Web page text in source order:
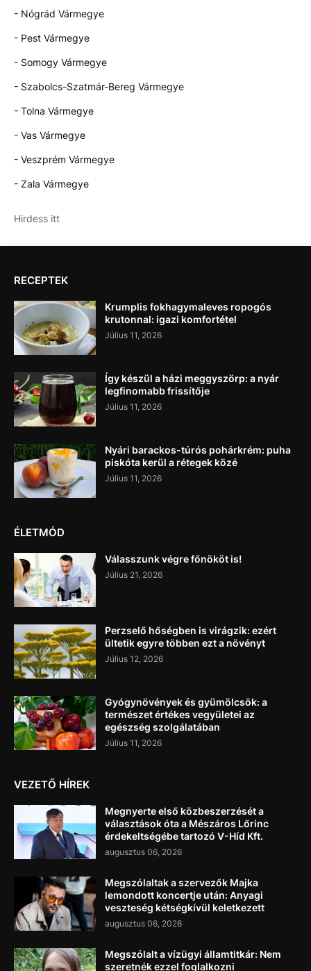
- Nógrád Vármegye
- Pest Vármegye
- Somogy Vármegye
- Szabolcs-Szatmár-Bereg Vármegye
- Tolna Vármegye
- Vas Vármegye
- Veszprém Vármegye
- Zala Vármegye
Hirdess itt
RECEPTEK
Krumplis fokhagymaleves ropogós
krutonnal: igazi komfortétel
Július 11, 2026
Így készül a házi meggyszörp: a nyár
legfinomabb frissítője
Július 11, 2026
Nyári barackos-túrós pohárkrém: puha
piskóta kerül a rétegek közé
Július 11, 2026
ÉLETMÓD
Válasszunk végre főnököt is!
Július 21, 2026
Perzselő hőségben is virágzik: ezért
ültetik egyre többen ezt a növényt
Július 12, 2026
Gyógynövények és gyümölcsök: a
természet értékes vegyületei az
egészség szolgálatában
Július 11, 2026
VEZETŐ HÍREK
Megnyerte első közbeszerzését a
választások óta a Mészáros Lőrinc
érdekeltségébe tartozó V-Híd Kft.
augusztus 06, 2026
Megszólaltak a szervezők Majka
lemondott koncertje után: Anyagi
veszteség kétségkívül keletkezett
augusztus 06, 2026
Megszólalt a vízügyi államtitkár: Nem
szeretnék ezzel foglalkozni